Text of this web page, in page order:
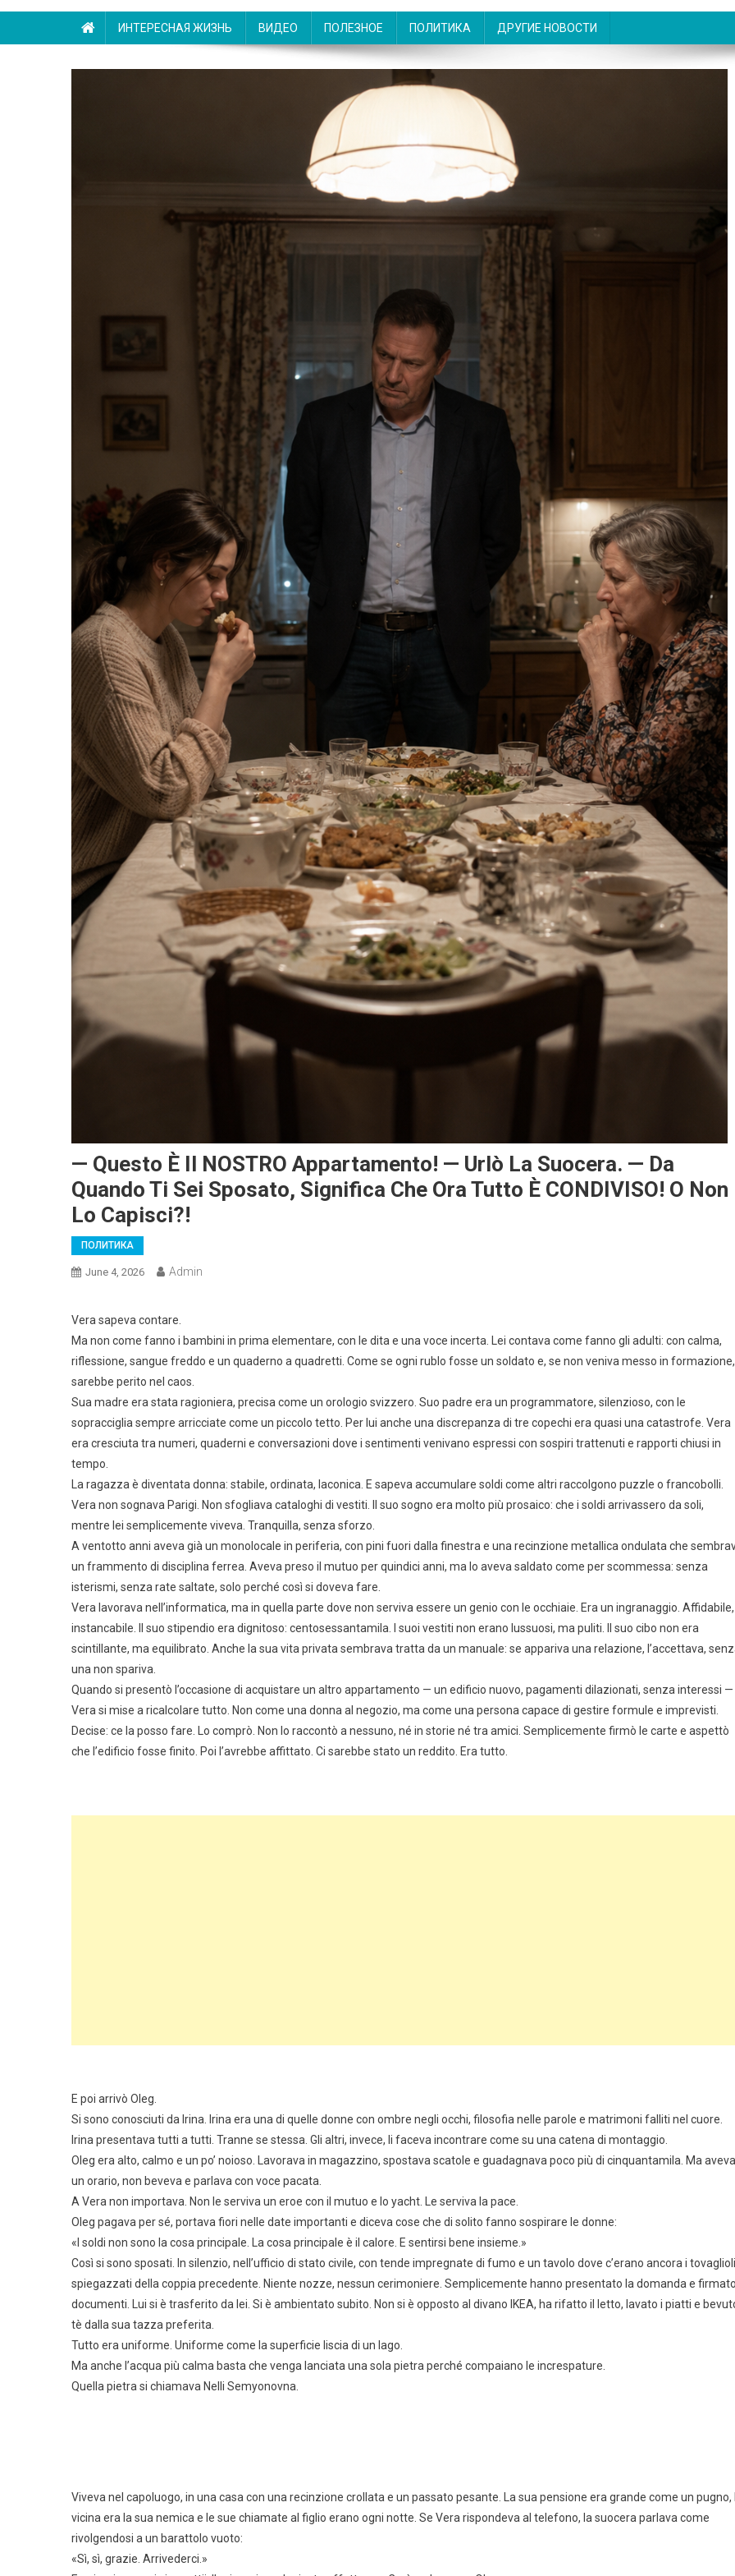
ИНТЕРЕСНАЯ ЖИЗНЬ ВИДЕО ПОЛЕЗНОЕ ПОЛИТИКА ДРУГИЕ НОВОСТИ
— Questo È Il NOSTRO Appartamento! — Urlò La Suocera. — Da
Quando Ti Sei Sposato, Significa Che Ora Tutto È CONDIVISO! O Non
Lo Capisci?!
ПОЛИТИКА
June 4, 2026 Admin
Vera sapeva contare.
Ma non come fanno i bambini in prima elementare, con le dita e una voce incerta. Lei contava come fanno gli adulti: con calma,
riflessione, sangue freddo e un quaderno a quadretti. Come se ogni rublo fosse un soldato e, se non veniva messo in formazione,
sarebbe perito nel caos.
Sua madre era stata ragioniera, precisa come un orologio svizzero. Suo padre era un programmatore, silenzioso, con le
sopracciglia sempre arricciate come un piccolo tetto. Per lui anche una discrepanza di tre copechi era quasi una catastrofe. Vera
era cresciuta tra numeri, quaderni e conversazioni dove i sentimenti venivano espressi con sospiri trattenuti e rapporti chiusi in
tempo.
La ragazza è diventata donna: stabile, ordinata, laconica. E sapeva accumulare soldi come altri raccolgono puzzle o francobolli.
Vera non sognava Parigi. Non sfogliava cataloghi di vestiti. Il suo sogno era molto più prosaico: che i soldi arrivassero da soli,
mentre lei semplicemente viveva. Tranquilla, senza sforzo.
A ventotto anni aveva già un monolocale in periferia, con pini fuori dalla finestra e una recinzione metallica ondulata che
un frammento di disciplina ferrea. Aveva preso il mutuo per quindici anni, ma lo aveva saldato come per scommessa: senza
isterismi, senza rate saltate, solo perché così si doveva fare.
Vera lavorava nell’informatica, ma in quella parte dove non serviva essere un genio con le occhiaie. Era un ingranaggio. Affidabile,
instancabile. Il suo stipendio era dignitoso: centosessantamila. I suoi vestiti non erano lussuosi, ma puliti. Il suo cibo non era
scintillante, ma equilibrato. Anche la sua vita privata sembrava tratta da un manuale: se appariva una relazione, l’accettava,
una non spariva.
Quando si presentò l’occasione di acquistare un altro appartamento — un edificio nuovo, pagamenti dilazionati, senza interessi —
Vera si mise a ricalcolare tutto. Non come una donna al negozio, ma come una persona capace di gestire formule e imprevisti.
Decise: ce la posso fare. Lo comprò. Non lo raccontò a nessuno, né in storie né tra amici. Semplicemente firmò le carte e aspettò
che l’edificio fosse finito. Poi l’avrebbe affittato. Ci sarebbe stato un reddito. Era tutto.
E poi arrivò Oleg.
Si sono conosciuti da Irina. Irina era una di quelle donne con ombre negli occhi, filosofia nelle parole e matrimoni falliti nel cuore.
Irina presentava tutti a tutti. Tranne se stessa. Gli altri, invece, li faceva incontrare come su una catena di montaggio.
Oleg era alto, calmo e un po’ noioso. Lavorava in magazzino, spostava scatole e guadagnava poco più di cinquantamila. Ma aveva
un orario, non beveva e parlava con voce pacata.
A Vera non importava. Non le serviva un eroe con il mutuo e lo yacht. Le serviva la pace.
Oleg pagava per sé, portava fiori nelle date importanti e diceva cose che di solito fanno sospirare le donne:
«I soldi non sono la cosa principale. La cosa principale è il calore. E sentirsi bene insieme.»
Così si sono sposati. In silenzio, nell’ufficio di stato civile, con tende impregnate di fumo e un tavolo dove c’erano ancora i tovaglioli
spiegazzati della coppia precedente. Niente nozze, nessun cerimoniere. Semplicemente hanno presentato la domanda e
documenti. Lui si è trasferito da lei. Si è ambientato subito. Non si è opposto al divano IKEA, ha rifatto il letto, lavato i piatti e
tè dalla sua tazza preferita.
Tutto era uniforme. Uniforme come la superficie liscia di un lago.
Ma anche l’acqua più calma basta che venga lanciata una sola pietra perché compaiano le increspature.
Quella pietra si chiamava Nelli Semyonovna.
Viveva nel capoluogo, in una casa con una recinzione crollata e un passato pesante. La sua pensione era grande come un pugno,
vicina era la sua nemica e le sue chiamate al figlio erano ogni notte. Se Vera rispondeva al telefono, la suocera parlava come
rivolgendosi a un barattolo vuoto:
«Sì, sì, grazie. Arrivederci.»